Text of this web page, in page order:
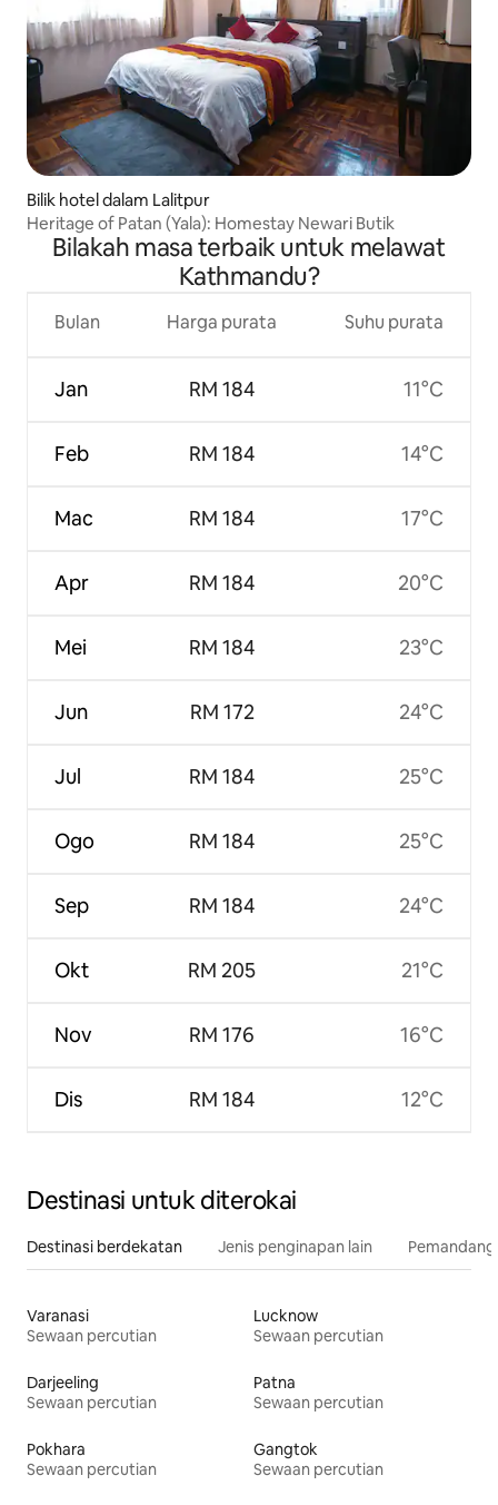
Bilik hotel dalam Lalitpur
Heritage of Patan (Yala): Homestay Newari Butik
Bilakah masa terbaik untuk melawat
Kathmandu?
Bulan
Jan
Feb
Mac
Apr
Mei
Jun
Jul
Ogo
Sep
Okt
Nov
Dis
Harga purata
RM 184
RM 184
RM 184
RM 184
RM 184
RM 172
RM 184
RM 184
RM 184
RM 205
RM 176
RM 184
Suhu purata
11°C
14°C
17°C
20°C
23°C
24°C
25°C
25°C
24°C
21°C
16°C
12°C
Destinasi untuk diterokai
Destinasi berdekatan Jenis penginapan lain
Varanasi
Sewaan percutian
Lucknow
Sewaan percutian
Darjeeling
Sewaan percutian
Patna
Sewaan percutian
Pokhara
Sewaan percutian
Gangtok
Sewaan percutian